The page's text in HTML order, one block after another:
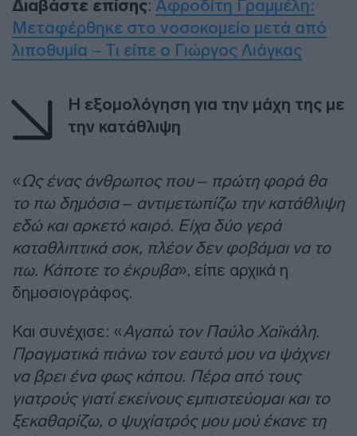
Διαβάστε επίσης: Αφροδίτη Γραμμέλη:
Μεταφέρθηκε στο νοσοκομείο μετά από
λιποθυμία – Τι είπε ο Γιώργος Λιάγκας
Η εξομολόγηση για την μάχη της με
την κατάθλιψη
«Ως ένας άνθρωπος που – πρώτη φορά θα
το πω δημόσια – αντιμετωπίζω την κατάθλιψη
εδώ και αρκετό καιρό. Είχα δύο γερά
καταθλιπτικά σοκ, πλέον δεν φοβάμαι να το
πω. Κάποτε το έκρυβα», είπε αρχικά η
δημοσιογράφος.
Και συνέχισε: «Αγαπώ τον Παύλο Χαϊκάλη.
Πραγματικά πιάνω τον εαυτό μου να ψάχνει
να βρει ένα φως κάπου. Πέρα από τους
γιατρούς γιατί εκείνους εμπιστεύομαι και το
ξεκαθαρίζω, ο ψυχίατρός μου μού έκανε τη